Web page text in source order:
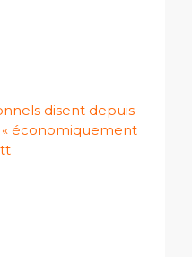
disent depuis
économiquement